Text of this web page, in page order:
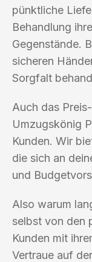
pünktliche
Behandlung
Gegenstände.
sicheren
Sorgfalt
Auch das
Umzugskönig
Kunden. Wir
die sich an
und
Also warum
selbst von den
Kunden mit
Vertraue auf